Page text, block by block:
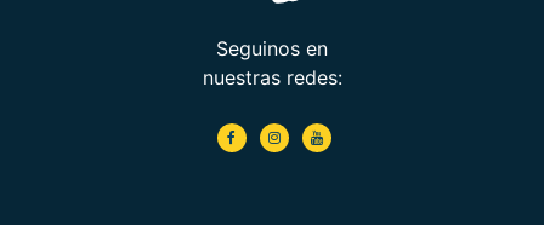
Seguinos en
nuestras redes: